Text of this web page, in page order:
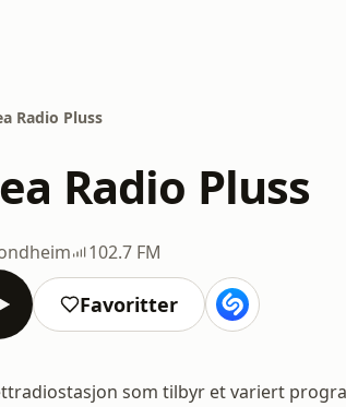
Radio Pluss
Radio Pluss
102.7 FM
Favoritter
som tilbyr et variert